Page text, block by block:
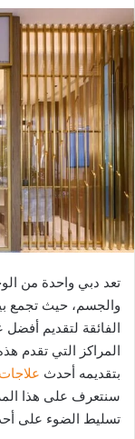
تعد دبي واحدة من
والجسم، حيث تجمع
الفائقة لتقديم أفضل
المراكز التي تقدم
بتقديمه أحدث
سنتعرف على هذا
تسليط الضوء على